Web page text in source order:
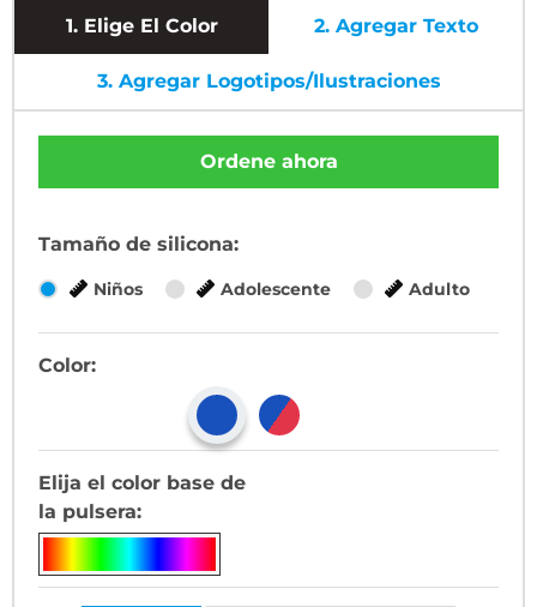
1. Elige El Color 2. Agregar Texto
3. Agregar Logotipos/ilustraciones
Ordene ahora
Tamaño de silicona:
Niños Adolescente Adulto
Color:
Elija el color base de
la pulsera: